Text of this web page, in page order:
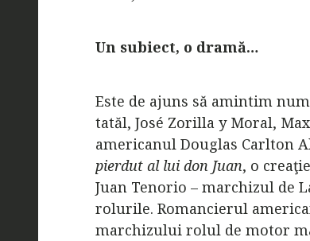
Un subiect, o dramă…
Este de ajuns să amintim
tatăl, José Zorilla y Moral,
americanul Douglas Carlton
pierdut al lui don Juan, o
Juan Tenorio – marchizul de
rolurile. Romancierul
marchizului rolul de motor